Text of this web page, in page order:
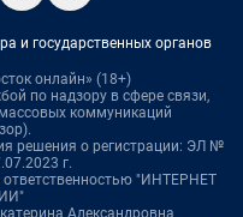
и государственных органов
онлайн» (18+)
по надзору в сфере связи,
коммуникаций
решения о регистрации: ЭЛ №
г.
ответственностью "ИНТЕРНЕТ
Александровна